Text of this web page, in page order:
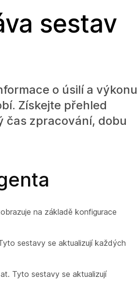
sestav
o úsilí a výkonu
Získejte přehled
čas zpracování, dobu
na základě konfigurace
sestavy se aktualizují každých
Tyto sestavy se aktualizují